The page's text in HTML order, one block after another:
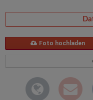
Foto hochladen
n